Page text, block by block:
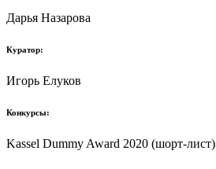
Дарья Назарова
Куратор:
Игорь Елуков
Конкурсы:
Kassel Dummy Award 2020 (шорт-лист)